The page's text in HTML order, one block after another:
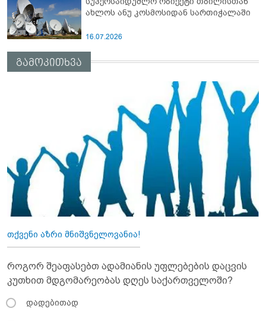
ახლოს ანუ კოსმოსიდან სართიჭალაში
16.07.2026
გამოკითხვა
თქვენი აზრი მნიშვნელოვანია!
როგორ შეაფასებთ ადამიანის უფლებების დაცვის
კუთხით მდგომარეობას დღეს საქართველოში?
დადებითად